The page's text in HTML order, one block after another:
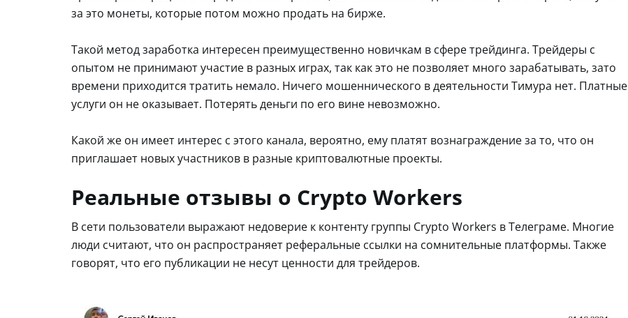
за это монеты, которые потом можно продать на бирже.
Такой метод заработка интересен преимущественно новичкам в сфере трейдинга. Трейдеры с
опытом не принимают участие в разных играх, так как это не позволяет много зарабатывать, зато
времени приходится тратить немало. Ничего мошеннического в деятельности Тимура нет. Платные
услуги он не оказывает. Потерять деньги по его вине невозможно.
Какой же он имеет интерес с этого канала, вероятно, ему платят вознаграждение за то, что он
приглашает новых участников в разные криптовалютные проекты.
Реальные отзывы о Crypto Workers
В сети пользователи выражают недоверие к контенту группы Crypto Workers в Телеграме. Многие
люди считают, что он распространяет реферальные ссылки на сомнительные платформы. Также
говорят, что его публикации не несут ценности для трейдеров.